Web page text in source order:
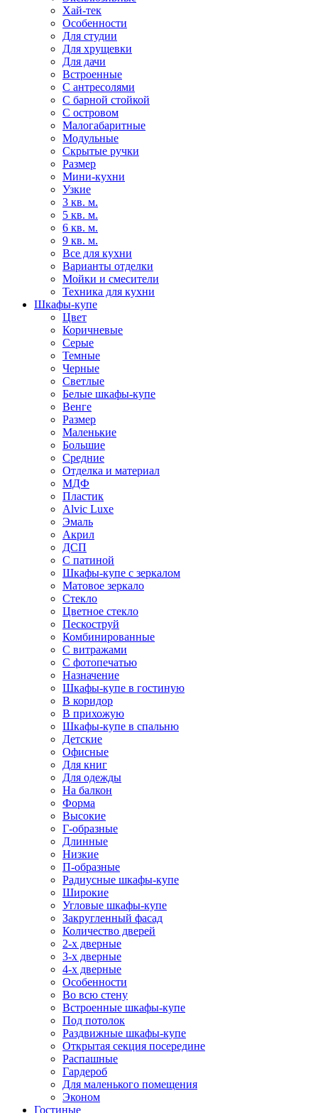
Хай-тек
Особенности
Для студии
Для хрущевки
Для дачи
Встроенные
С антресолями
С барной стойкой
С островом
Малогабаритные
Модульные
Скрытые ручки
Размер
Мини-кухни
Узкие
3 кв. м.
5 кв. м.
6 кв. м.
9 кв. м.
Все для кухни
Варианты отделки
Мойки и смесители
Техника для кухни
Шкафы-купе
Цвет
Коричневые
Серые
Темные
Черные
Светлые
Белые шкафы-купе
Венге
Размер
Маленькие
Большие
Средние
Отделка и материал
МДФ
Пластик
Alvic Luxe
Эмаль
Акрил
ДСП
С патиной
Шкафы-купе с зеркалом
Матовое зеркало
Стекло
Цветное стекло
Пескоструй
Комбинированные
С витражами
С фотопечатью
Назначение
Шкафы-купе в гостиную
В коридор
В прихожую
Шкафы-купе в спальню
Детские
Офисные
Для книг
Для одежды
На балкон
Форма
Высокие
Г-образные
Длинные
Низкие
П-образные
Радиусные шкафы-купе
Широкие
Угловые шкафы-купе
Закругленный фасад
Количество дверей
2-х дверные
3-х дверные
4-х дверные
Особенности
Во всю стену
Встроенные шкафы-купе
Под потолок
Раздвижные шкафы-купе
Открытая секция посередине
Распашные
Гардероб
Для маленького помещения
Эконом
Гостиные